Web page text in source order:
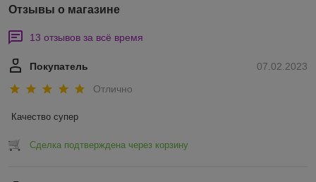
Отзывы о магазине
13 отзывов за всё время
07.02.2023
Покупатель
Отлично
Качество супер
Сделка подтверждена через корзину